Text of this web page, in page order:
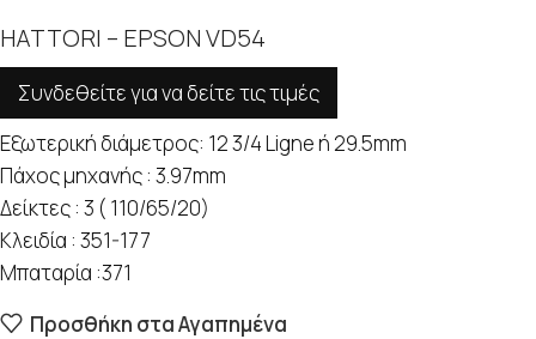
HATTORI – EPSON VD54
Συνδεθείτε για να δείτε τις τιμές
Εξωτερική διάμετρος: 12 3/4 Ligne ή 29.5mm
Πάχος μηχανής : 3.97mm
Δείκτες : 3 ( 110/65/20)
Κλειδία : 351-177
Μπαταρία :371
Προσθήκη στα Αγαπημένα